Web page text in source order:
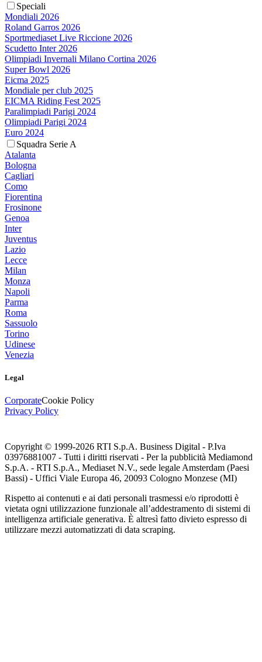
Speciali
Mondiali 2026
Roland Garros 2026
Sportmediaset Live Riccione 2026
Scudetto Inter 2026
Olimpiadi Invernali Milano Cortina 2026
Super Bowl 2026
Eicma 2025
Mondiale per club 2025
EICMA Riding Fest 2025
Paralimpiadi Parigi 2024
Olimpiadi Parigi 2024
Euro 2024
Squadra Serie A
Atalanta
Bologna
Cagliari
Como
Fiorentina
Frosinone
Genoa
Inter
Juventus
Lazio
Lecce
Milan
Monza
Napoli
Parma
Roma
Sassuolo
Torino
Udinese
Venezia
Legal
CorporateCookie Policy
Privacy Policy
Copyright © 1999-2026 RTI S.p.A. Business Digital - P.Iva
03976881007 - Tutti i diritti riservati - Per la pubblicità Mediamond
S.p.A. - RTI S.p.A., Mediaset N.V., sede legale Amsterdam (Paesi
Bassi) - Uffici Viale Europa 46, 20093 Cologno Monzese (MI)
Rispetto ai contenuti e ai dati personali trasmessi e/o riprodotti è
vietata ogni utilizzazione funzionale all’addestramento di sistemi di
intelligenza artificiale generativa. È altresì fatto divieto espresso di
utilizzare mezzi automatizzati di data scraping.